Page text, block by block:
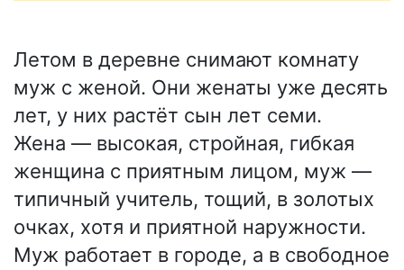
Летом в деревне снимают комнату
муж с женой. Они женаты уже десять
лет, у них растёт сын лет семи.
Жена — высокая, стройная, гибкая
женщина с приятным лицом, муж —
типичный учитель, тощий, в золотых
очках, хотя и приятной наружности.
Муж работает в городе, а в свободное